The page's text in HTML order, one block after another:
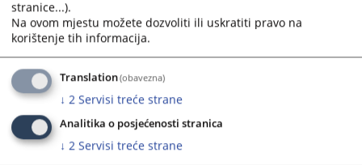
stranice...).
Na ovom mjestu možete dozvoliti ili uskratiti pravo na
korištenje tih informacija.
Translation(obavezna)
↓ 2 Servisi treće strane
Analitika o posjećenosti stranica
↓ 2 Servisi treće strane